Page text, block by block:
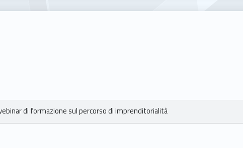
di formazione sul percorso di imprenditorialità